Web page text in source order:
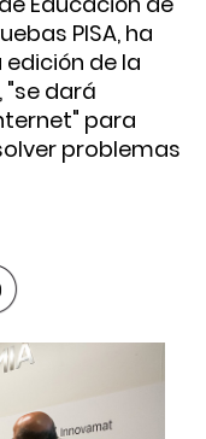
PISA, ha
de la
dará
para
problemas